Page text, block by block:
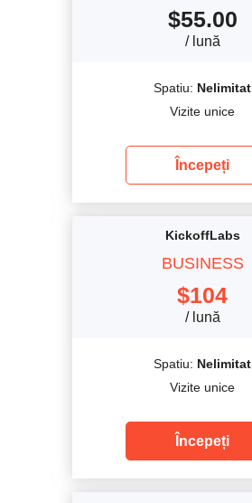
$55.00
/ lună
Spatiu: Nelimitat
Vizite unice
Începeți
KickoffLabs
BUSINESS
$104
/ lună
Spatiu: Nelimitat
Vizite unice
Începeți